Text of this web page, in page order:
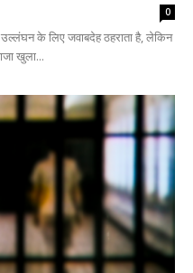
0
के लिए जवाबदेह ठहराता है, लेकिन
खुला...